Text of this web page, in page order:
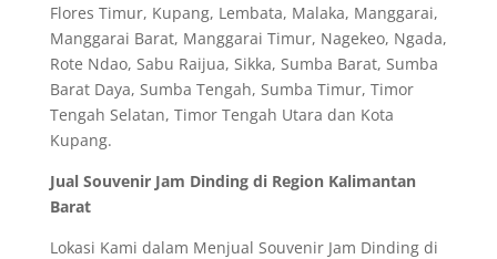
Flores Timur, Kupang, Lembata, Malaka, Manggarai,
Manggarai Barat, Manggarai Timur, Nagekeo, Ngada,
Rote Ndao, Sabu Raijua, Sikka, Sumba Barat, Sumba
Barat Daya, Sumba Tengah, Sumba Timur, Timor
Tengah Selatan, Timor Tengah Utara dan Kota
Kupang.
Jual Souvenir Jam Dinding di Region Kalimantan
Barat
Lokasi Kami dalam Menjual Souvenir Jam Dinding di